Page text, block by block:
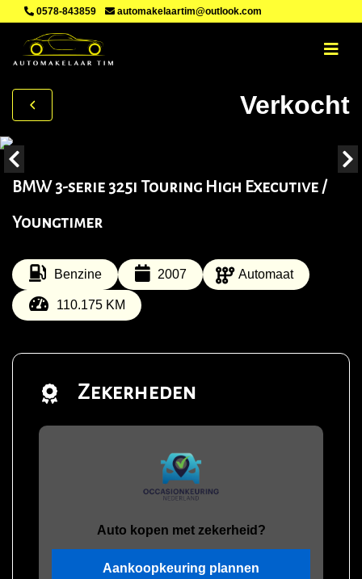
0578-843859 automakelaartim@outlook.com
Verkocht
BMW 3-serie 325i Touring High Executive /
Youngtimer
Benzine 2007 Automaat
110.175 KM
Zekerheden
Auto kopen met zekerheid?
Aankoopkeuring plannen